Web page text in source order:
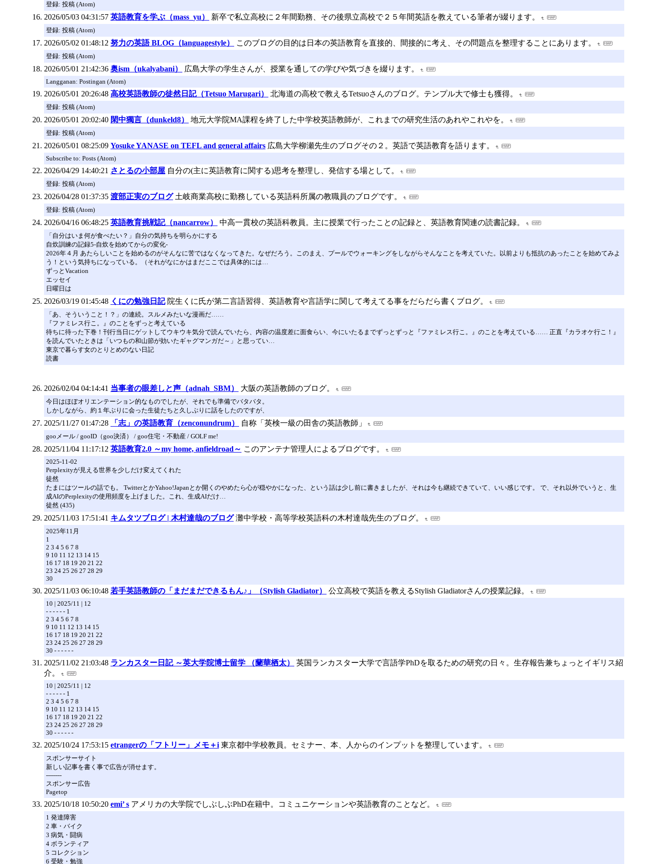
登録: 投稿 (Atom)
2026/05/03 04:31:57 英語教育を学ぶ（mass_yu） 新卒で私立高校に２年間勤務、その後県立高校で２５年間英語を教えている筆者が綴ります。
登録: 投稿 (Atom)
2026/05/02 01:48:12 努力の英語 BLOG（languagestyle） このブログの目的は日本の英語教育を直接的、間接的に考え、その問題点を整理することにあります。
登録: 投稿 (Atom)
2026/05/01 21:42:36 奥ism（ukalyabani） 広島大学の学生さんが、授業を通しての学びや気づきを綴ります。
Langganan: Postingan (Atom)
2026/05/01 20:26:48 高校英語教師の徒然日記（Tetsuo Marugari） 北海道の高校で教えるTetsuoさんのブログ。テンプル大で修士も獲得。
登録: 投稿 (Atom)
2026/05/01 20:02:40 閑中獨言（dunkeld8） 地元大学院MA課程を終了した中学校英語教師が、これまでの研究生活のあれやこれやを。
登録: 投稿 (Atom)
2026/05/01 08:25:09 Yosuke YANASE on TEFL and general affairs 広島大学柳瀬先生のブログその２。英語で英語教育を語ります。
Subscribe to: Posts (Atom)
2026/04/29 14:40:21 さとるの小部屋 自分の(主に英語教育に関する)思考を整理し、発信する場として。
登録: 投稿 (Atom)
2026/04/28 01:37:35 渡部正実のブログ 土岐商業高校に勤務している英語科所属の教職員のブログです。
登録: 投稿 (Atom)
2026/04/16 06:48:25 英語教育挑戦記（nancarrow） 中高一貫校の英語科教員。主に授業で行ったことの記録と、英語教育関連の読書記録。
「自分はいま何が食べたい？」自分の気持ちを明らかにする
自炊訓練の記録5-自炊を始めてからの変化-
2026年４月 あたらしいことを始めるのがそんなに苦ではなくなってきた。なぜだろう。このまえ、プールでウォーキングをしながらそんなことを考えていた。以前よりも抵抗のあったことを始めてみよ
う！という気持ちになっている。（それがなにかはまだここでは具体的には…
ずっとVacation
エッセイ
日曜日は
2026/03/19 01:45:48 くにの勉強日記 院生くに氏が第二言語習得、英語教育や言語学に関して考えてる事をだらだら書くブログ。
「あ、そういうこと！？」の連続。スルメみたいな漫画だ……
『ファミレス行こ。』のことをずっと考えている
待ちに待った下巻！刊行当日にゲットしてウキウキ気分で読んでいたら、内容の温度差に面食らい、今にいたるまでずっとずっと『ファミレス行こ。』のことを考えている…… 正直『カラオケ行こ！』
を読んでいたときは「いつもの和山節が効いたギャグマンガだ～」と思ってい…
東京で暮らす女のとりとめのない日記
読書
2026/02/04 04:14:41 当事者の眼差しと声（adnah_SBM） 大阪の英語教師のブログ。
今日はほぼオリエンテーション的なものでしたが、それでも準備でバタバタ。
しかしながら、約１年ぶりに会った生徒たちと久しぶりに話をしたのですが、
2025/11/27 01:47:28 「志」の英語教育（zenconundrum） 自称「英検一級の田舎の英語教師」
gooメール / gooID（goo決済） / goo住宅・不動産 / GOLF me!
2025/11/04 11:17:12 英語教育2.0 ～my home, anfieldroad～ このアンテナ管理人によるブログです。
2025-11-02
Perplexityが見える世界を少しだけ変えてくれた
徒然
たまにはツールの話でも。 TwitterとかYahoo!Japanとか開くのやめたら心が穏やかになった、という話は少し前に書きましたが、それは今も継続できていて、いい感じです。 で、それ以外でいうと、生
成AIのPerplexityの使用頻度を上げました。これ、生成AIだけ…
徒然 (435)
2025/11/03 17:51:41 キムタツブログ | 木村達哉のブログ 灘中学校・高等学校英語科の木村達哉先生のブログ。
2025年11月
1
2 3 4 5 6 7 8
9 10 11 12 13 14 15
16 17 18 19 20 21 22
23 24 25 26 27 28 29
30
2025/11/03 06:10:48 若手英語教師の「まだまだできるもん♪」（Stylish Gladiator） 公立高校で英語を教えるStylish Gladiatorさんの授業記録。
10 | 2025/11 | 12
- - - - - - 1
2 3 4 5 6 7 8
9 10 11 12 13 14 15
16 17 18 19 20 21 22
23 24 25 26 27 28 29
30 - - - - - -
2025/11/02 21:03:48 ランカスター日記 ～英大学院博士留学 （蘭華栖太）
英国ランカスター大学で言語学PhDを取るための研究の日々。生存報告兼ちょっとイギリス紹
介。
10 | 2025/11 | 12
- - - - - - 1
2 3 4 5 6 7 8
9 10 11 12 13 14 15
16 17 18 19 20 21 22
23 24 25 26 27 28 29
30 - - - - - -
2025/10/24 17:53:15 etrangerの「フトリー」メモ＋i 東京都中学校教員。セミナー、本、人からのインプットを整理しています。
スポンサーサイト
新しい記事を書く事で広告が消せます。
--------
スポンサー広告
Pagetop
2025/10/18 10:50:20 emi’ s アメリカの大学院でしぶしぶPhD在籍中。コミュニケーションや英語教育のことなど。
1 発達障害
2 車・バイク
3 病気・闘病
4 ボランティア
5 コレクション
6 受験・勉強